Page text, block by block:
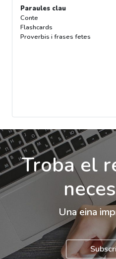
Paraules clau
Conte
Flashcards
Proverbis i frases fetes
Troba el
Una eina